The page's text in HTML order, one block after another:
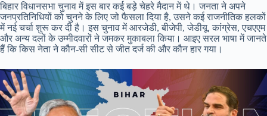
बिहार विधानसभा चुनाव में इस बार कई बड़े चेहरे मैदान में थे। जनता ने अपने
जनप्रतिनिधियों को चुनने के लिए जो फैसला दिया है, उसने कई राजनीतिक हलकों
में नई चर्चा शुरू कर दी है। इस चुनाव में आरजेडी, बीजेपी, जेडीयू, कांग्रेस, एचएएम
और अन्य दलों के उम्मीदवारों ने जमकर मुकाबला किया। आइए सरल भाषा में जानते
हैं कि किस नेता ने कौन-सी सीट से जीत दर्ज की और कौन हार गया।